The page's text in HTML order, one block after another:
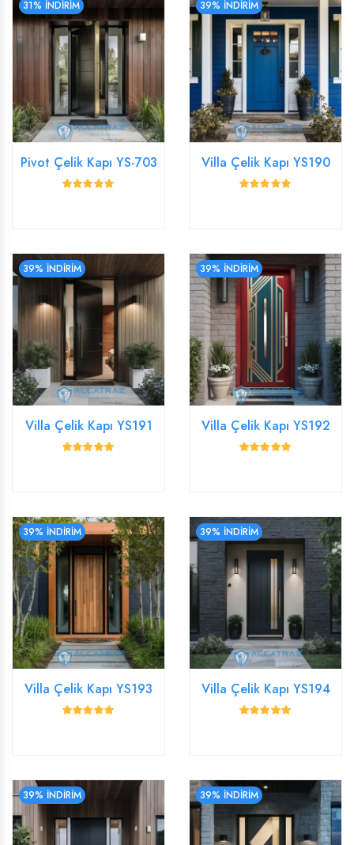
31% İNDİRİM
Pivot Çelik Kapı YS-703
39% İNDİRİM
Villa Çelik Kapı YS190
39% İNDİRİM
Villa Çelik Kapı YS191
39% İNDİRİM
Villa Çelik Kapı YS192
39% İNDİRİM
Villa Çelik Kapı YS193
39% İNDİRİM
Villa Çelik Kapı YS194
39% İNDİRİM 39% İNDİRİM